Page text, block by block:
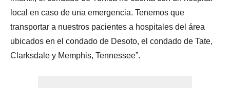
local en caso de una emergencia. Tenemos que
transportar a nuestros pacientes a hospitales del área
ubicados en el condado de Desoto, el condado de Tate,
Clarksdale y Memphis, Tennessee”.